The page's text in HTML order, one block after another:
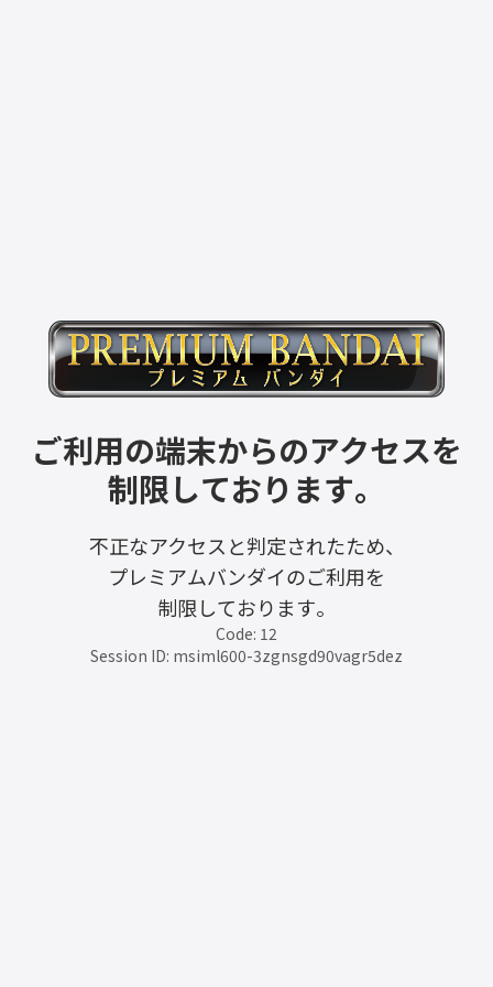
ご利用の端末からのアクセスを
制限しております。
不正なアクセスと判定されたため、
プレミアムバンダイのご利用を
制限しております。
Code: 12
Session ID: msiml600-3zgnsgd90vagr5dez